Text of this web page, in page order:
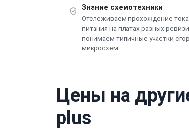
Знание схемотехники
Отслеживаем прохождение
питания на платах разных
понимаем типичные участки
микросхем.
Цены на
plus